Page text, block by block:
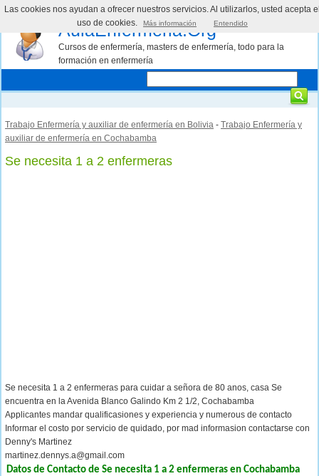
AulaEnfermeria.Org
Cursos de enfermería, masters de enfermería, todo para la
formación en enfermería
Trabajo Enfermería y auxiliar de enfermería en Bolivia - Trabajo Enfermería y
auxiliar de enfermería en Cochabamba
Se necesita 1 a 2 enfermeras
Se necesita 1 a 2 enfermeras para cuidar a señora de 80 anos, casa Se
encuentra en la Avenida Blanco Galindo Km 2 1/2, Cochabamba
Applicantes mandar qualificasiones y experiencia y numerous de contacto
Informar el costo por servicio de quidado, por mad informasion contactarse con
Denny's Martinez
martinez.dennys.a@gmail.com
Datos de Contacto de Se necesita 1 a 2 enfermeras en Cochabamba
Las cookies nos ayudan a ofrecer nuestros servicios. Al utilizarlos, usted acepta
uso de cookies.
Más información Entendido